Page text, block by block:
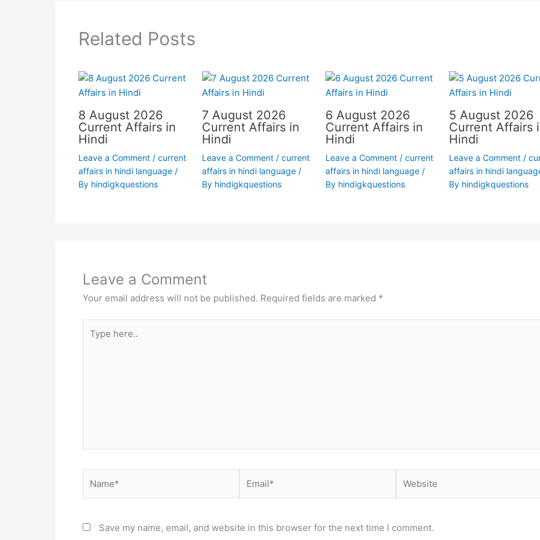
Related Posts
8 August 2026
Current Affairs in
Hindi
Leave a Comment / current
affairs in hindi language/
By hindigkquestions
7 August 2026
Current Affairs in
Hindi
Leave a Comment / current
affairs in hindi language/
By hindigkquestions
6 August 2026
Current Affairs in
Hindi
Leave a Comment / current
affairs in hindi language/
By hindigkquestions
5 August 2026
Current Affairs
Hindi
Leave a Comment /
affairs in hindi
By hindigkquestions
Leave a Comment
Your email address will not be published. Required fields are marked *
here..
Save my name, email, and website in this browser for the next time I comment.